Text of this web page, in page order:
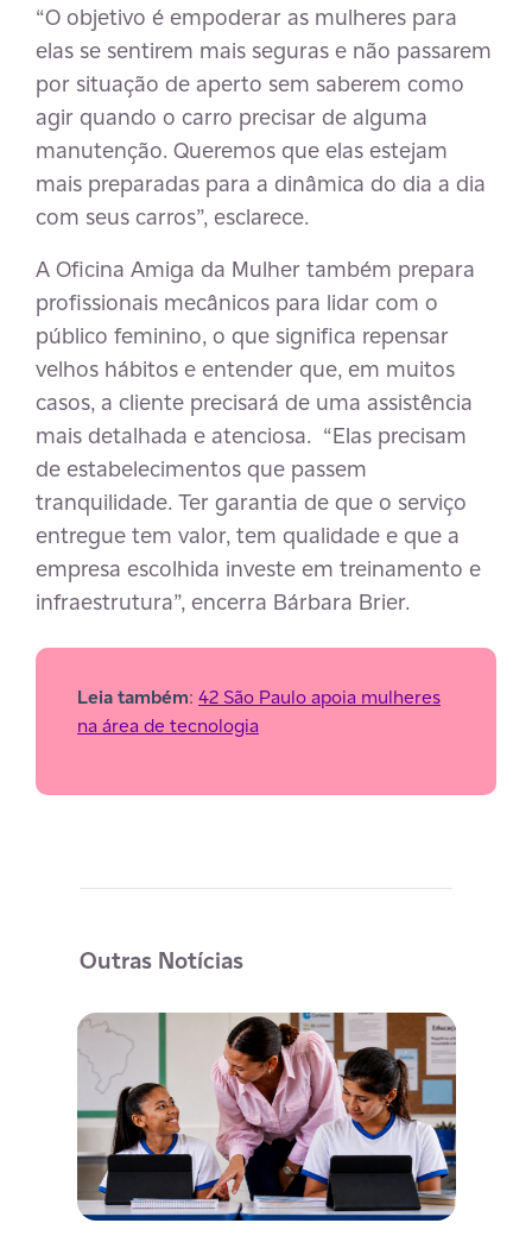
“O objetivo é empoderar as mulheres para
elas se sentirem mais seguras e não passarem
por situação de aperto sem saberem como
agir quando o carro precisar de alguma
manutenção. Queremos que elas estejam
mais preparadas para a dinâmica do dia a dia
com seus carros”, esclarece.
A Oficina Amiga da Mulher também prepara
profissionais mecânicos para lidar com o
público feminino, o que significa repensar
velhos hábitos e entender que, em muitos
casos, a cliente precisará de uma assistência
mais detalhada e atenciosa. “Elas precisam
de estabelecimentos que passem
tranquilidade. Ter garantia de que o serviço
entregue tem valor, tem qualidade e que a
empresa escolhida investe em treinamento e
infraestrutura”, encerra Bárbara Brier.
Leia também: 42 São Paulo apoia mulheres
na área de tecnologia
Outras Notícias